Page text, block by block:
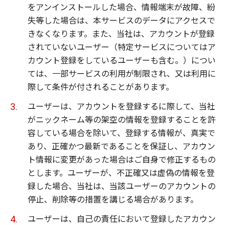
をアンインストールした場合、情報端末が故障、紛
失等した場合は、本サービスのデータにアクセスで
きなくなります。また、当社は、アカウントが登録
されていないユーザー（特定サービスについてはア
カウント登録をしているユーザーも含む。）につい
ては、一部サービスの利用が制限され、又は利用に
際して条件が付されることがあります。
ユーザーは、アカウントを登録するに際して、当社
がニックネーム等の架空の情報を登録することを許
容している場合を除いて、登録する情報が、真実で
あり、正確かつ最新であることを保証し、アカウン
ト情報に変更があった場合はご自身で修正するもの
とします。ユーザーが、不正確又は虚偽の情報を登
録した場合、当社は、当該ユーザーのアカウントの
停止、削除等の措置を講じる場合があります。
ユーザーは、自己の責任において登録したアカウン